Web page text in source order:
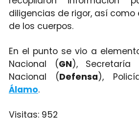
diligencias de rigor, así
de los cuerpos.
En el punto se vio a
Nacional (GN),
Nacional (Defensa),
Álamo.
Visitas: 952